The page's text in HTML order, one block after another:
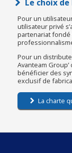
Le choix
Pour un
utilisateur privé
partenariat fondé
Pour un
Avanteam
bénéficier des
exclusif de
La charte